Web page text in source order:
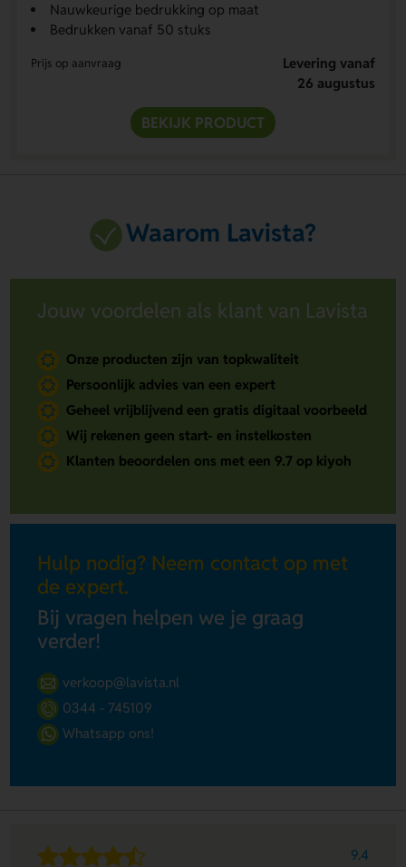
Nauwkeurige bedrukking op maat
Bedrukken vanaf 50 stuks
Prijs op aanvraag
Levering vanaf
26 augustus
BEKIJK PRODUCT
Waarom Lavista?
Jouw voordelen als klant van Lavista
Onze producten zijn van topkwaliteit
Persoonlijk advies van een expert
Geheel vrijblijvend een gratis digitaal voorbeeld
Wij rekenen geen start- en instelkosten
Klanten beoordelen ons met een 9.7 op kiyoh
Hulp nodig? Neem contact op met
de expert.
Bij vragen helpen we je graag
verder!
verkoop@lavista.nl
0344 - 745109
Whatsapp ons!
9.4